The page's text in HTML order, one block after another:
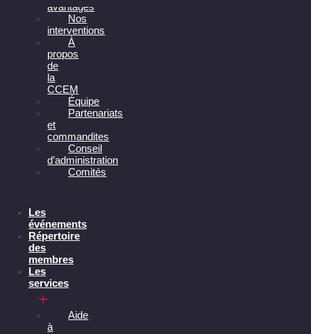
avantages
Nos
interventions
À
propos
de
la
CCEM
Équipe
Partenariats
et
commandites
Conseil
d’administration
Comités
Les
événements
Répertoire
des
membres
Les
services
Aide
à